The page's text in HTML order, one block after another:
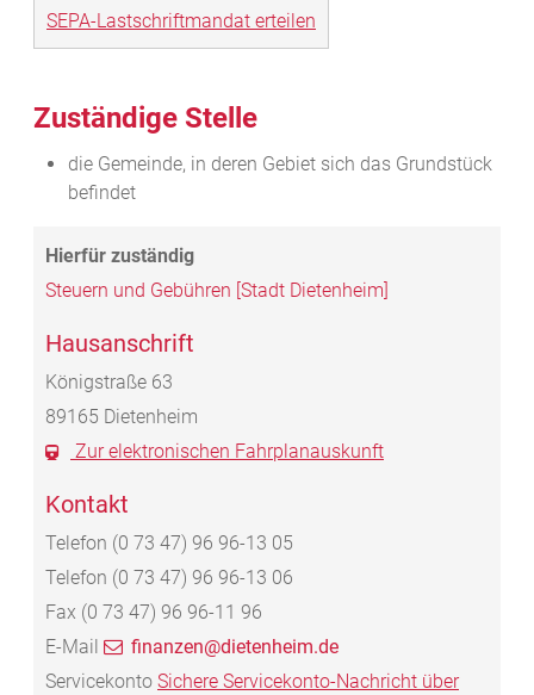
SEPA-Lastschriftmandat erteilen
Zuständige Stelle
die Gemeinde, in deren Gebiet sich das Grundstück
befindet
Steuern und Gebühren [Stadt Dietenheim]
Hausanschrift
Königstraße 63
89165 Dietenheim
Zur elektronischen Fahrplanauskunft
Kontakt
Telefon (0 73 47) 96 96-13 05
Telefon (0 73 47) 96 96-13 06
Fax (0 73 47) 96 96-11 96
E-Mail
finanzen@dietenheim.de
Servicekonto Sichere Servicekonto-Nachricht über